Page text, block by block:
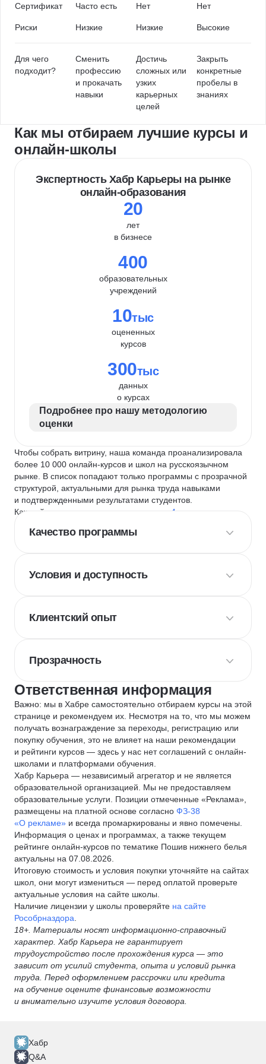
Сертификат Часто есть Нет Нет
Риски Низкие Низкие Высокие
Для чего
подходит?
Сменить
профессию
и прокачать
навыки
Достичь
сложных или
узких
карьерных
целей
Закрыть
конкретные
пробелы в
знаниях
Как мы отбираем лучшие курсы и
онлайн-школы
Экспертность Хабр Карьеры на рынке
онлайн-образования
20
лет
в бизнесе
400
образовательных
учреждений
10тыс
оцененных
курсов
300тыс
данных
о курсах
Подробнее про нашу методологию
оценки
Чтобы собрать витрину, наша команда проанализировала
более 10 000 онлайн-курсов и школ на русскоязычном
рынке. В список попадают только программы с прозрачной
структурой, актуальными для рынка труда навыками
и подтвержденными результатами студентов.
Каждый курс и школу мы оцениваем по
4 критериям
Качество программы
Условия и доступность
Клиентский опыт
Прозрачность
Ответственная информация
Важно: мы в Хабре самостоятельно отбираем курсы на этой
странице и рекомендуем их. Несмотря на то, что мы можем
получать вознаграждение за переходы, регистрацию или
покупку обучения, это не влияет на наши рекомендации
и рейтинги курсов — здесь у нас нет соглашений с онлайн-
школами и платформами обучения.
Хабр Карьера — независимый агрегатор и не является
образовательной организацией. Мы не предоставляем
образовательные услуги. Позиции отмеченные «Реклама»,
размещены на платной основе согласно ФЗ-38
«О рекламе» и всегда промаркированы и явно помечены.
Информация о ценах и программах, а также текущем
рейтинге онлайн-курсов по тематике Пошив нижнего белья
актуальны на 07.08.2026.
Итоговую стоимость и условия покупки уточняйте на сайтах
школ, они могут измениться — перед оплатой проверьте
актуальные условия на сайте школы.
Наличие лицензии у школы проверяйте на сайте
Рособрназдора
18+. Материалы носят информационно-справочный
характер. Хабр Карьера не гарантирует
трудоустройство после прохождения курса — это
зависит от усилий студента, опыта и условий рынка
труда. Перед оформлением рассрочки или кредита
на обучение оцените финансовые возможности
и внимательно изучите условия договора.
Хабр
Q&A